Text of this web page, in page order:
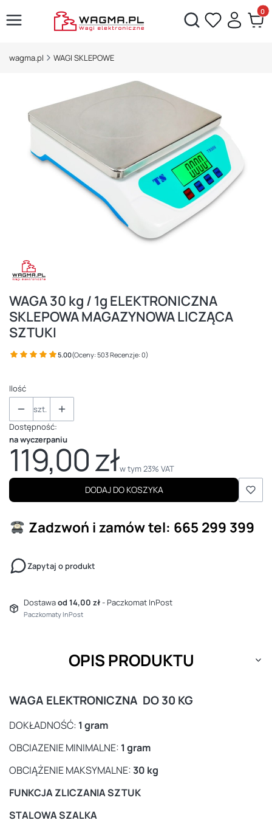
Otwórz wyszukiwarkę
wagma.pl WAGI SKLEPOWE
WAGA 30 kg / 1g ELEKTRONICZNA
SKLEPOWA MAGAZYNOWA LICZĄCA
SZTUKI
5.00(Oceny: 503 Recenzje: 0)
Ilość
szt.
Dostępność:
na wyczerpaniu
Cena
119,00 złw tym 23% VAT
w tym 23% VAT
DODAJ DO KOSZYKA
Zadzwoń i zamówtel: 665 299 399
Zapytaj o produkt
Dostawaod 14,00 zł- Paczkomat InPost
Paczkomaty InPost
OPIS PRODUKTU
WAGA ELEKTRONICZNA DO 30 KG
DOKŁADNOŚĆ: 1 gram
OBCIAZENIE MINIMALNE: 1 gram
OBCIĄŻENIE MAKSYMALNE:30 kg
FUNKCJA ZLICZANIA SZTUK
STALOWA SZALKA